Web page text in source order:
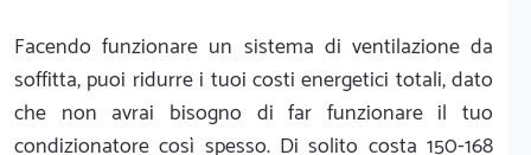
Facendo funzionare un sistema di ventilazione da
soffitta, puoi ridurre i tuoi costi energetici totali, dato
che non avrai bisogno di far funzionare il tuo
condizionatore così spesso. Di solito costa 150-168